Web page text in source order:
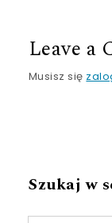
Leave a
Musisz się
Szukaj w